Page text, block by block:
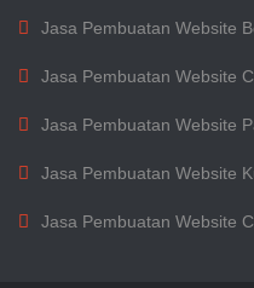
Jasa Pembuatan Website
Jasa Pembuatan Website
Jasa Pembuatan Website
Jasa Pembuatan Website
Jasa Pembuatan Website